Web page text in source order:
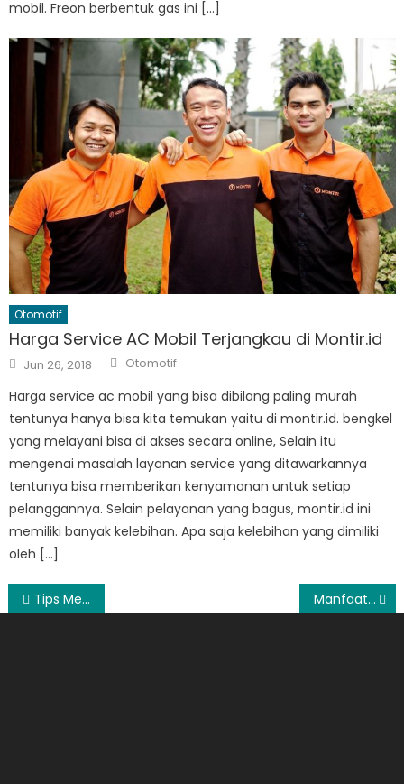
mobil. Freon berbentuk gas ini […]
Otomotif
Harga Service AC Mobil Terjangkau di Montir.id
Posted
on
Jun 26, 2018 Author
Otomotif
Harga service ac mobil yang bisa dibilang paling murah
tentunya hanya bisa kita temukan yaitu di montir.id. bengkel
yang melayani bisa di akses secara online, Selain itu
mengenai masalah layanan service yang ditawarkannya
tentunya bisa memberikan kenyamanan untuk setiap
pelanggannya. Selain pelayanan yang bagus, montir.id ini
memiliki banyak kelebihan. Apa saja kelebihan yang dimiliki
oleh […]
Post
Tips Memilih WC Duduk untuk Kamar Mandi Kecil & Minimalis Manfaat Produk Aveeno untuk Kulit Sehat dan Bersinar